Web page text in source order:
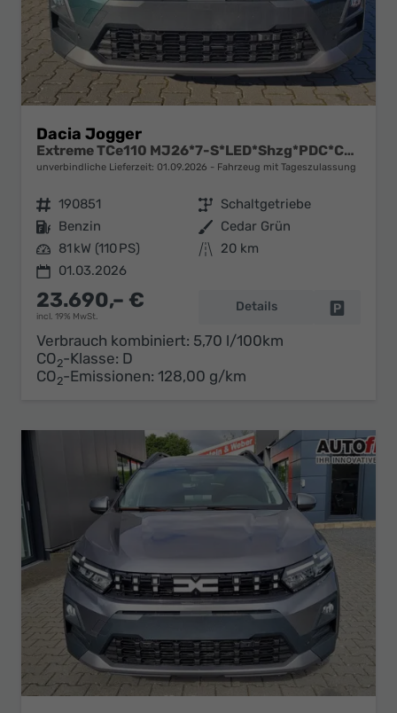
Dacia Jogger
Extreme TCe110 MJ26*7-S*LED*Shzg*PDC*Cam*ACA*16"
unverbindliche Lieferzeit: 01.09.2026 Fahrzeug mit Tageszulassung
Fahrzeugnr. 190851 Getriebe Schaltgetriebe
Kraftstoff Benzin Außenfarbe Cedar Grün
Leistung 81 kW (110 PS) Kilometerstand
20 km
01.03.2026
23.690,– €
incl. 19% MwSt.
Details
Verbrauch kombiniert: 5,70 l/100km
CO2-Klasse: D
CO2-Emissionen: 128,00 g/km